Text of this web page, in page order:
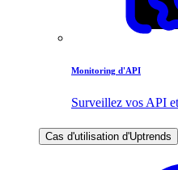
Monitoring d'API
Surveillez vos API
Cas d'utilisation d'Uptrends